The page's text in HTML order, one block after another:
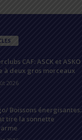
CAF: ASCK et ASKO
à deux gros morceaux
2026
Boissons énergisantes:
tire la sonnette